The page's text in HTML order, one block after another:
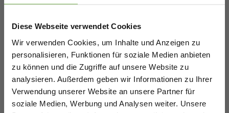
Diese Webseite verwendet Cookies
Wir verwenden Cookies, um Inhalte und Anzeigen zu
personalisieren, Funktionen für soziale Medien anbieten
zu können und die Zugriffe auf unsere Website zu
analysieren. Außerdem geben wir Informationen zu Ihrer
Verwendung unserer Website an unsere Partner für
soziale Medien, Werbung und Analysen weiter. Unsere
Möglichkeiten beim Kochen und Backen. Egal, ob ihr
mixen möchtet – die richtigeKüchenmaschine
macht den Unterschied. Bei bwareshop.de findet ihr
eine breite Auswahl dieser smarten Helfer als
geprüfteB-Ware. Das bedeutet, ihr erhaltet100%
funktionstüchtigeGeräte aus Retouren oder
Überbeständen. So könnt ihr eure Küche mit
hochwertigen Maschinenausstatten und
Melde dich an und erhalte sofort
Rabatten bis zu 70%.